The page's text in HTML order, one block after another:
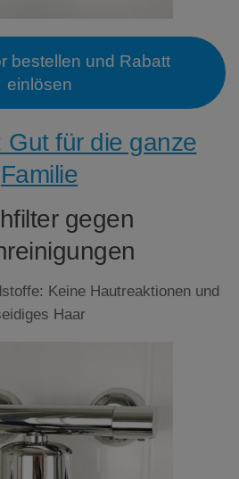
bestellen und Rabatt
einlösen
Gut für die ganze
Familie
gegen
Keine Hautreaktionen und
Haar